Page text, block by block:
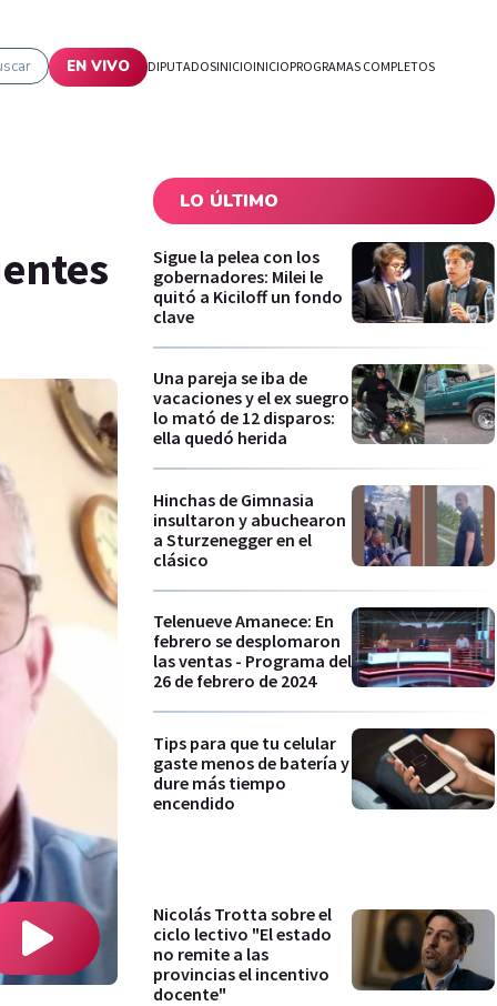
EN VIVO DIPUTADOSINICIOINICIOPROGRAMAS COMPLETOS
LO ÚLTIMO
Sigue la pelea con los
gobernadores: Milei le
quitó a Kiciloff un fondo
clave
Una pareja se iba de
vacaciones y el ex suegro
lo mató de 12 disparos:
ella quedó herida
Hinchas de Gimnasia
insultaron y abuchearon
a Sturzenegger en el
clásico
Telenueve Amanece: En
febrero se desplomaron
las ventas - Programa del
26 de febrero de 2024
Tips para que tu celular
gaste menos de batería y
dure más tiempo
encendido
Nicolás Trotta sobre el
ciclo lectivo "El estado
no remite a las
provincias el incentivo
docente"